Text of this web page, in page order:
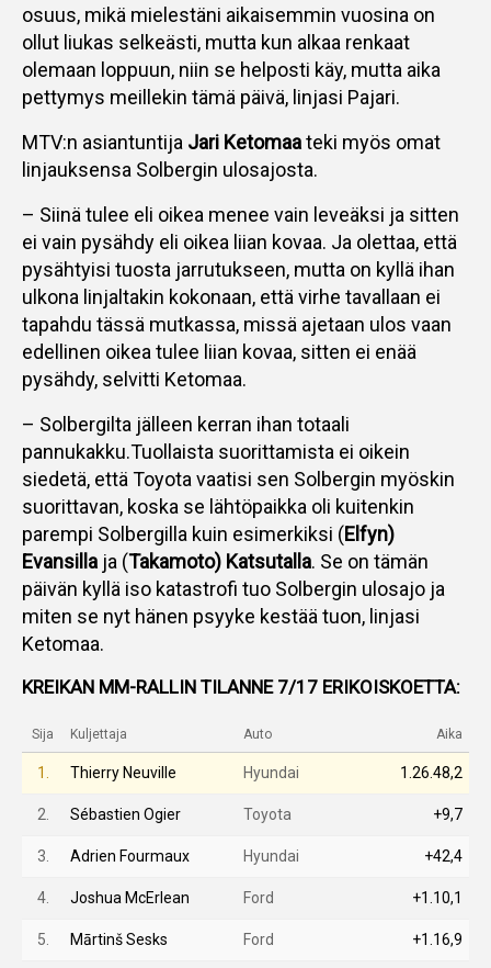
osuus, mikä mielestäni aikaisemmin vuosina on
ollut liukas selkeästi, mutta kun alkaa renkaat
olemaan loppuun, niin se helposti käy, mutta aika
pettymys meillekin tämä päivä, linjasi Pajari.
MTV:n asiantuntija Jari Ketomaateki myös omat
linjauksensa Solbergin ulosajosta.
– Siinä tulee eli oikea menee vain leveäksi ja sitten
ei vain pysähdy eli oikea liian kovaa. Ja olettaa, että
pysähtyisi tuosta jarrutukseen, mutta on kyllä ihan
ulkona linjaltakin kokonaan, että virhe tavallaan ei
tapahdu tässä mutkassa, missä ajetaan ulos vaan
edellinen oikea tulee liian kovaa, sitten ei enää
pysähdy, selvitti Ketomaa.
– Solbergilta jälleen kerran ihan totaali
pannukakku.Tuollaista suorittamista ei oikein
siedetä, että Toyota vaatisi sen Solbergin myöskin
suorittavan, koska se lähtöpaikka oli kuitenkin
parempi Solbergilla kuin esimerkiksi (Elfyn)
Evansilla ja (Takamoto) Katsutalla. Se on tämän
päivän kyllä iso katastrofi tuo Solbergin ulosajo ja
miten se nyt hänen psyyke kestää tuon, linjasi
Ketomaa.
KREIKAN MM-RALLIN TILANNE 7/17 ERIKOISKOETTA:
Sija Kuljettaja Auto Aika
1. Thierry Neuville Hyundai 1.26.48,2
2. Sébastien Ogier Toyota +9,7
3. Adrien Fourmaux Hyundai +42,4
4. Joshua McErlean Ford +1.10,1
5. Mārtinš Sesks Ford +1.16,9